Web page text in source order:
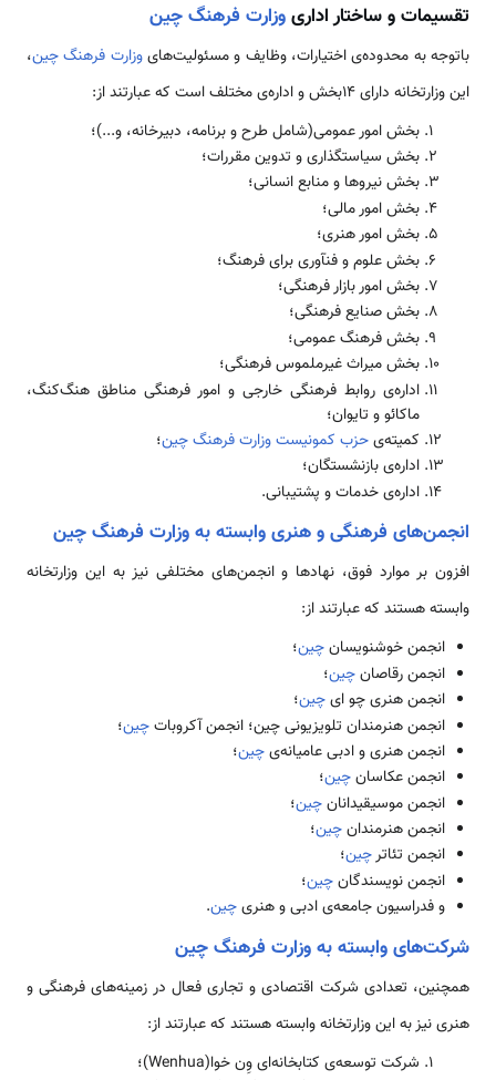
تقسیمات و ساختار اداریوزارت فرهنگ چین
باتوجه به محدوده­‌ی اختیارات، وظایف و مسئولیت‌­هایوزارت فرهنگ چین،
این وزارتخانه دارای 14بخش و اداره‌­ی مختلف است که عبارتند از:
بخش امور عمومی(شامل طرح و برنامه، دبیرخانه، و...)؛
بخش سیاستگذاری و تدوین مقررات؛
بخش نیروها و منابع انسانی؛
بخش امور مالی؛
بخش امور هنری؛
بخش علوم و فن­آوری برای فرهنگ؛
بخش امور بازار فرهنگی؛
بخش صنایع فرهنگی؛
بخش فرهنگ عمومی؛
بخش میراث غیرملموس فرهنگی؛
اداره­‌ی روابط فرهنگی خارجی و امور فرهنگی مناطق هنگ‌­کنگ،
ماکائو و تایوان؛
کمیته­‌یحزب کمونیستوزارت فرهنگ چین؛
اداره­‌ی بازنشستگان؛
اداره­‌ی خدمات و پشتیبانی.
انجمن‌های فرهنگی و هنری وابسته به وزارت فرهنگ چین
افزون بر موارد فوق، نهادها و انجمن‌­های مختلفی نیز به این وزارتخانه
وابسته هستند که عبارتند از:
انجمن خوشنویسانچین؛
انجمن رقاصانچین؛
انجمن هنری چو ایچین؛
انجمن هنرمندان تلویزیونی چین؛ انجمن آکروباتچین؛
انجمن هنری و ادبی عامیانه‌­یچین؛
انجمن عکاسانچین؛
انجمن موسیقیدانانچین؛
انجمن هنرمندانچین؛
انجمن تئاترچین؛
انجمن نویسندگانچین؛
و فدراسیون جامعه‌­ی ادبی و هنریچین.
شرکت‌های وابسته به وزارت فرهنگ چین
هم­چنین، تعدادی شرکت اقتصادی و تجاری فعال در زمینه­‌های فرهنگی و
هنری نیز به این وزارتخانه وابسته هستند که عبارتند از:
شرکت توسعه­‌ی کتابخانه‌­ای وِن خوا(Wenhua)؛